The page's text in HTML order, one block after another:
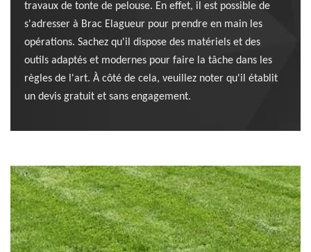
travaux de tonte de pelouse. En effet, il est possible de
s'adresser à Brac Elagueur pour prendre en main les
opérations. Sachez qu'il dispose des matériels et des
outils adaptés et modernes pour faire la tâche dans les
règles de l'art. À côté de cela, veuillez noter qu'il établit
un devis gratuit et sans engagement.